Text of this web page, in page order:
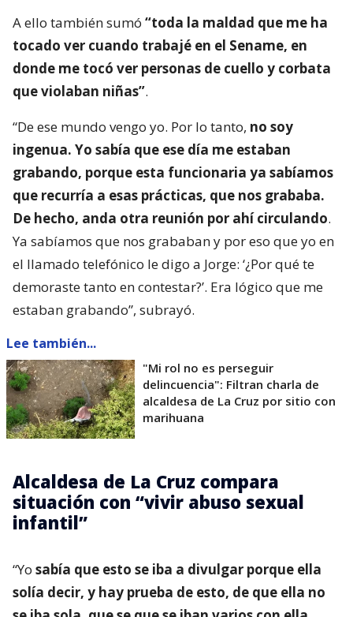
A ello también sumó “toda la maldad que me ha
tocado ver cuando trabajé en el Sename, en
donde me tocó ver personas de cuello y corbata
que violaban niñas”.
“De ese mundo vengo yo. Por lo tanto, no soy
ingenua. Yo sabía que ese día me estaban
grabando, porque esta funcionaria ya sabíamos
que recurría a esas prácticas, que nos grababa.
De hecho, anda otra reunión por ahí circulando.
Ya sabíamos que nos grababan y por eso que yo en
el llamado telefónico le digo a Jorge: ‘¿Por qué te
demoraste tanto en contestar?’. Era lógico que me
estaban grabando”, subrayó.
Lee también...
"Mi rol no es perseguir
delincuencia": Filtran charla de
alcaldesa de La Cruz por sitio con
marihuana
Alcaldesa de La Cruz compara
situación con “vivir abuso sexual
infantil”
“Yo sabía que esto se iba a divulgar porque ella
solía decir, y hay prueba de esto, de que ella no